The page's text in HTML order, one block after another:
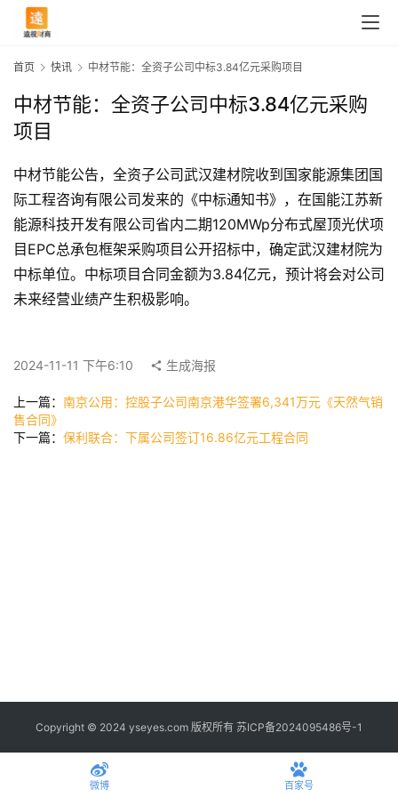
首
页
快
公
司
首页 快讯 中材节能：全资子公司中标3.84亿元采购项目
中材节能：全资子公司中标3.84亿元采购
项目
中材节能公告，全资子公司武汉建材院收到国家能源集团国
际工程咨询有限公司发来的《中标通知书》，在国能江苏新
能源科技开发有限公司省内二期120MWp分布式屋顶光伏项
目EPC总承包框架采购项目公开招标中，确定武汉建材院为
中标单位。中标项目合同金额为3.84亿元，预计将会对公司
未来经营业绩产生积极影响。
2024-11-11 下午6:10 生成海报
上一篇： 南京公用：控股子公司南京港华签署6,341万元《天然气销
售合同》
下一篇： 保利联合：下属公司签订16.86亿元工程合同
Copyright © 2024 yseyes.com 版权所有 苏ICP备2024095486号-1
微博 百家号